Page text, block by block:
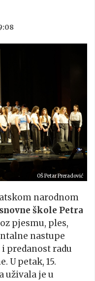
OŠ Petar Preradović
narodnom
škole Petra
pjesmu, ples,
nastupe
predanost radu
U petak, 15.
uživala je u